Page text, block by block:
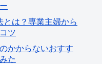
とは？専業主婦から
ツ
かからないおすす
た